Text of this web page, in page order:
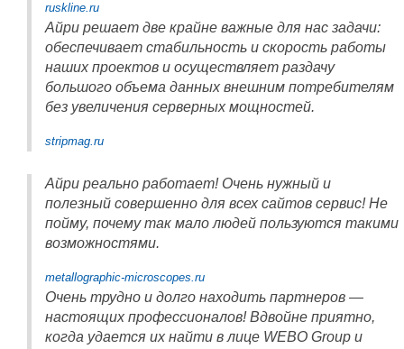
ruskline.ru
Айри решает две крайне важные для нас задачи:
обеспечивает стабильность и скорость работы
наших проектов и осуществляет раздачу
большого объема данных внешним потребителям
без увеличения серверных мощностей.
stripmag.ru
Айри реально работает! Очень нужный и
полезный совершенно для всех сайтов сервис! Не
пойму, почему так мало людей пользуются такими
возможностями.
metallographic-microscopes.ru
Очень трудно и долго находить партнеров —
настоящих профессионалов! Вдвойне приятно,
когда удается их найти в лице WEBO Group и